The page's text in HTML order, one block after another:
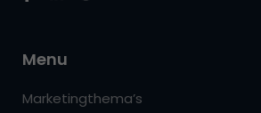
Menu
Marketingthema’s